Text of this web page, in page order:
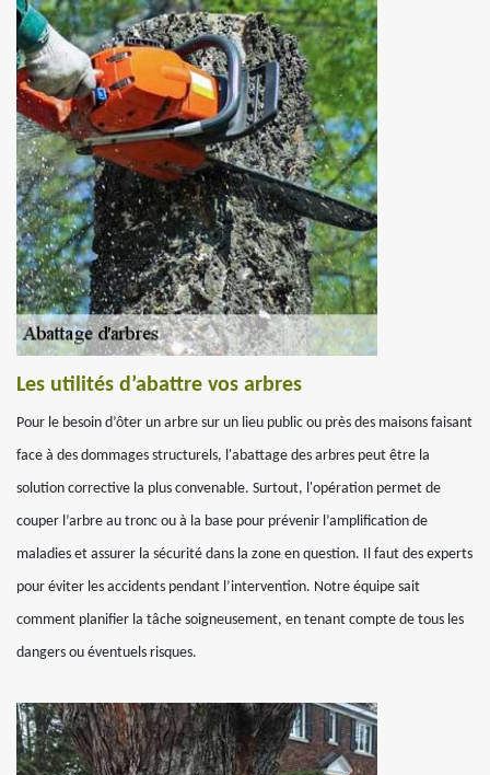
Les utilités d’abattre vos arbres
Pour le besoin d’ôter un arbre sur un lieu public ou près des maisons faisant
face à des dommages structurels, l'abattage des arbres peut être la
solution corrective la plus convenable. Surtout, l'opération permet de
couper l’arbre au tronc ou à la base pour prévenir l’amplification de
maladies et assurer la sécurité dans la zone en question. Il faut des experts
pour éviter les accidents pendant l’intervention. Notre équipe sait
comment planifier la tâche soigneusement, en tenant compte de tous les
dangers ou éventuels risques.